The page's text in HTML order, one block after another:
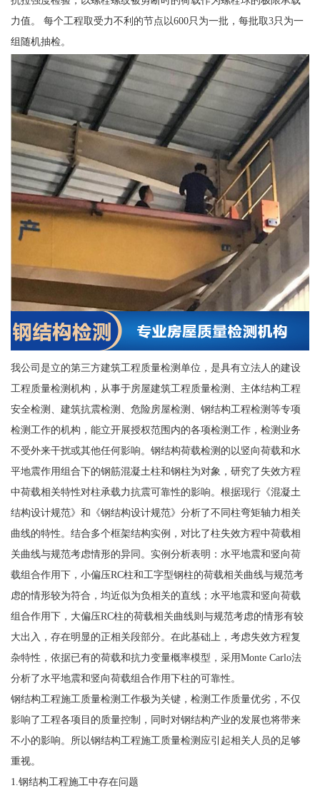
力值。 每个工程取受力不利的节点以600只为一批，每批取3只为一
组随机抽检。
我公司是立的第三方建筑工程质量检测单位，是具有立法人的建设
工程质量检测机构，从事于房屋建筑工程质量检测、主体结构工程
安全检测、建筑抗震检测、危险房屋检测、钢结构工程检测等专项
检测工作的机构，能立开展授权范围内的各项检测工作，检测业务
不受外来干扰或其他任何影响。钢结构荷载检测的以竖向荷载和水
平地震作用组合下的钢筋混凝土柱和钢柱为对象，研究了失效方程
中荷载相关特性对柱承载力抗震可靠性的影响。根据现行《混凝土
结构设计规范》和《钢结构设计规范》分析了不同柱弯矩轴力相关
曲线的特性。结合多个框架结构实例，对比了柱失效方程中荷载相
关曲线与规范考虑情形的异同。实例分析表明：水平地震和竖向荷
载组合作用下，小偏压RC柱和工字型钢柱的荷载相关曲线与规范考
虑的情形较为符合，均近似为负相关的直线；水平地震和竖向荷载
组合作用下，大偏压RC柱的荷载相关曲线则与规范考虑的情形有较
大出入，存在明显的正相关段部分。在此基础上，考虑失效方程复
杂特性，依据已有的荷载和抗力变量概率模型，采用Monte Carlo法
分析了水平地震和竖向荷载组合作用下柱的可靠性。
钢结构工程施工质量检测工作极为关键，检测工作质量优劣，不仅
影响了工程各项目的质量控制，同时对钢结构产业的发展也将带来
不小的影响。所以钢结构工程施工质量检测应引起相关人员的足够
重视。
1.钢结构工程施工中存在问题